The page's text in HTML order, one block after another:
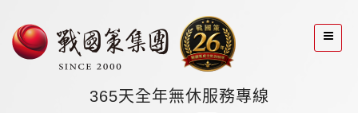
365天全年無休服務專線